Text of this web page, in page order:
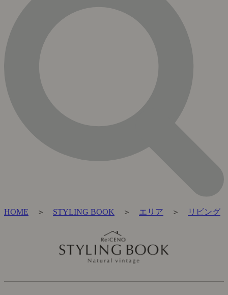
HOME ＞ STYLING BOOK ＞ エリア ＞ リビング